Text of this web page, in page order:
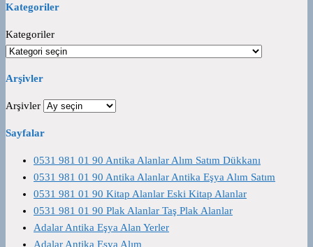
Kategoriler
Kategoriler
Arşivler
Arşivler
Sayfalar
0531 981 01 90 Antika Alanlar Alım Satım Dükkanı
0531 981 01 90 Antika Alanlar Antika Eşya Alım Satım
0531 981 01 90 Kitap Alanlar Eski Kitap Alanlar
0531 981 01 90 Plak Alanlar Taş Plak Alanlar
Adalar Antika Eşya Alan Yerler
Adalar Antika Eşya Alım